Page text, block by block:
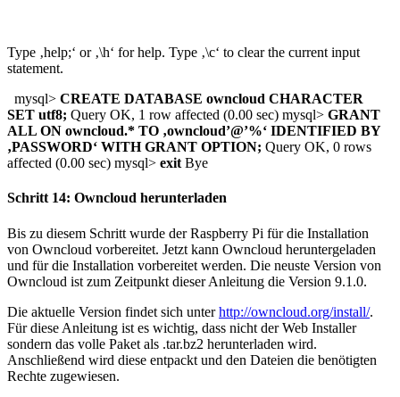
Type ‚help;‘ or ‚\h‘ for help. Type ‚\c‘ to clear the current input
statement.
mysql> CREATE DATABASE owncloud CHARACTER
SET utf8; Query OK, 1 row affected (0.00 sec) mysql> GRANT
ALL ON owncloud.* TO ‚owncloud’@’%‘ IDENTIFIED BY
‚PASSWORD‘ WITH GRANT OPTION; Query OK, 0 rows
affected (0.00 sec) mysql> exit Bye
Schritt 14: Owncloud herunterladen
Bis zu diesem Schritt wurde der Raspberry Pi für die Installation
von Owncloud vorbereitet. Jetzt kann Owncloud heruntergeladen
und für die Installation vorbereitet werden. Die neuste Version von
Owncloud ist zum Zeitpunkt dieser Anleitung die Version 9.1.0.
Die aktuelle Version findet sich unterhttp://owncloud.org/install/.
Für diese Anleitung ist es wichtig, dass nicht der Web Installer
sondern das volle Paket als .tar.bz2 herunterladen wird.
Anschließend wird diese entpackt und den Dateien die benötigten
Rechte zugewiesen.